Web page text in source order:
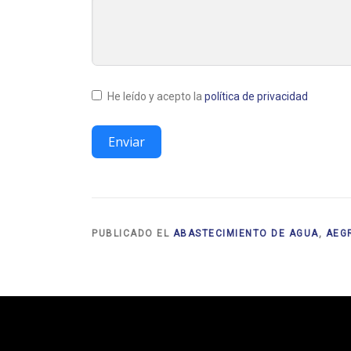
He leído y acepto la política de privacidad
Enviar
PUBLICADO EL ABASTECIMIENTO DE AGUA,